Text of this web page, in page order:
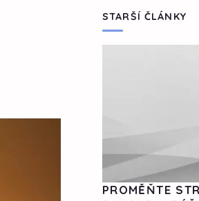
STARŠÍ ČLÁNKY
PROMĚŇTE